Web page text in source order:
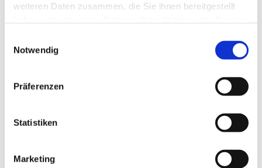
weiteren Daten zusammen, die Sie ihnen bereitgestellt
Notwendig
Präferenzen
Statistiken
Marketing